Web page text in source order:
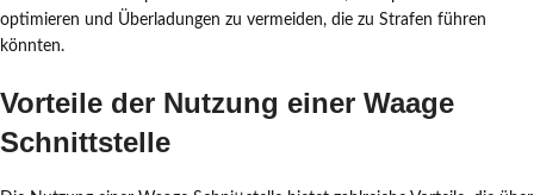
optimieren und Überladungen zu vermeiden, die zu Strafen führen
könnten.
Vorteile der Nutzung einer Waage
Schnittstelle